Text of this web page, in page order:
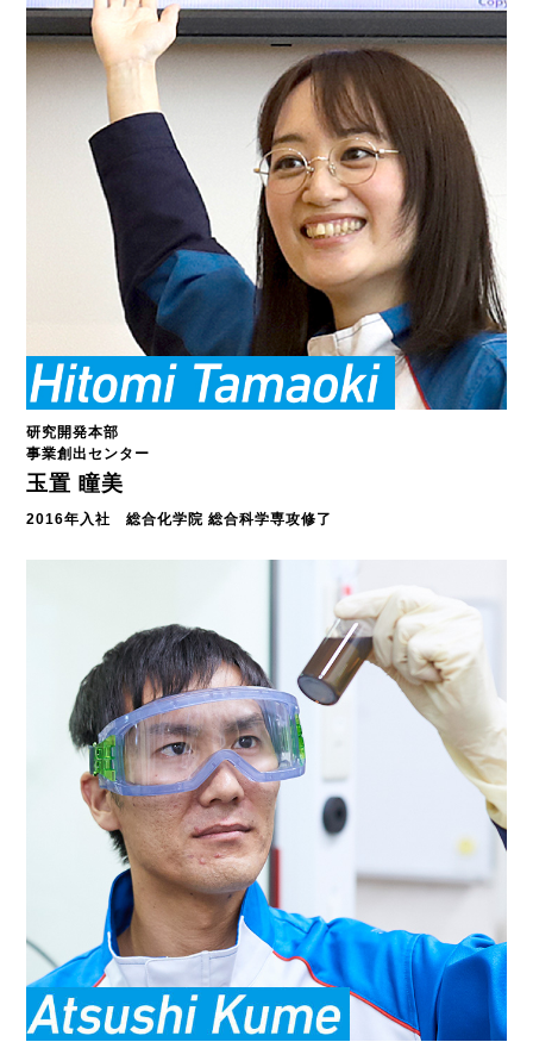
研究開発本部
事業創出センター
玉置 瞳美
2016年入社 総合化学院 総合科学専攻修了